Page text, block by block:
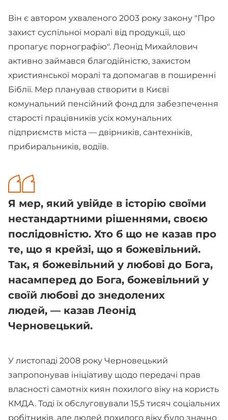
Він є автором ухваленого 2003 року закону "Про
захист суспільної моралі від продукції, що
пропагує порнографію". Леонід Михайлович
активно займався благодійністю, захистом
християнської моралі та допомагав в поширенні
Біблії. Мер планував створити в Києві
комунальний пенсійний фонд для забезпечення
старості працівників усіх комунальних
підприємств міста — двірників, сантехніків,
прибиральників, водіїв.
Я мер, який увійде в історію своїми
нестандартними рішеннями, своєю
послідовністю. Хто б що не казав про
те, що я крейзі, що я божевільний.
Так, я божевільний у любові до Бога,
насамперед до Бога, божевільний у
своїй любові до знедолених
людей, — казав Леонід
Черновецький.
У листопаді 2008 року Черновецький
запропонував ініціативу щодо передачі прав
власності самотніх киян похилого віку на користь
КМДА. Тоді їх обслуговували 15,5 тисяч соціальних
робітників, але людей похилого віку було значно